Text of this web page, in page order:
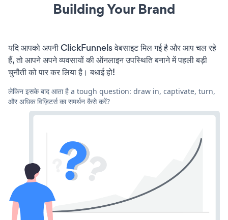
Building Your Brand
यदि आपको अपनी ClickFunnels वेबसाइट मिल गई है और आप चल रहे
हैं, तो आपने अपने व्यवसायों की ऑनलाइन उपस्थिति बनाने में पहली बड़ी
चुनौती को पार कर लिया है। बधाई हो!
लेकिन इसके बाद आता है a tough question: draw in, captivate, turn,
और अधिक विज़िटर्स का समर्थन कैसे करें?